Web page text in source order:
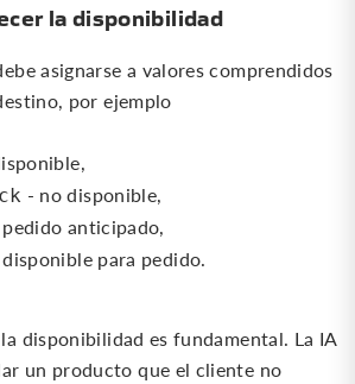
la disponibilidad
asignarse a valores comprendidos
por ejemplo
- no disponible,
anticipado,
para pedido.
disponibilidad es fundamental. La IA
un producto que el cliente no